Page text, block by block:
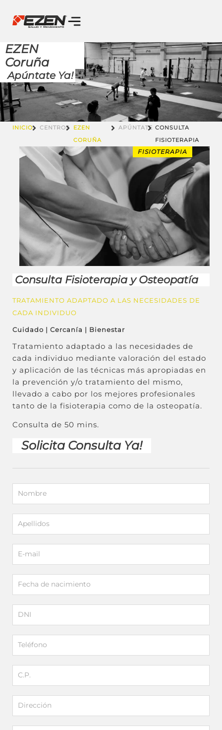
EZEN
Coruña
Apúntate Ya!
Solicita Consulta Ya!
Consulta Fisioterapia y Osteopatía
TRATAMIENTO ADAPTADO A LAS NECESIDADES DE
CADA INDIVIDUO
Cuidado | Cercanía | Bienestar
Tratamiento adaptado a las necesidades de
cada individuo mediante valoración del estado
y aplicación de las técnicas más apropiadas en
la prevención y/o tratamiento del mismo,
llevado a cabo por los mejores profesionales
tanto de la fisioterapia como de la osteopatía.
Consulta de 50 mins.
FISIOTERAPIA
INICIO CENTROS
EZEN
CORUÑA
APÚNTATE CONSULTA
FISIOTERAPIA